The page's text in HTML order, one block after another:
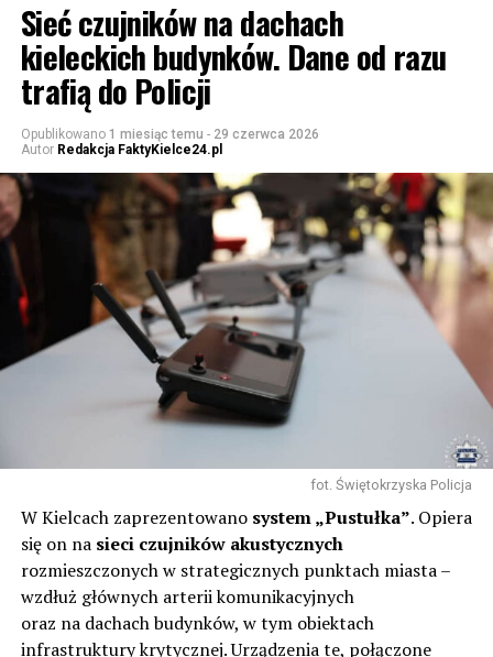
Sieć czujników na dachach
kieleckich budynków. Dane od razu
trafią do Policji
Opublikowano 1 miesiąc temu - 29 czerwca 2026
Autor Redakcja FaktyKielce24.pl
fot. Świętokrzyska Policja
W Kielcach zaprezentowano system „Pustułka”. Opiera
się on na sieci czujników akustycznych
rozmieszczonych w strategicznych punktach miasta –
wzdłuż głównych arterii komunikacyjnych
oraz na dachach budynków, w tym obiektach
infrastruktury krytycznej. Urządzenia te, połączone